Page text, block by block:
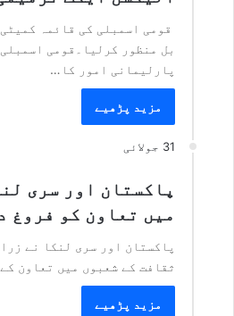
قومی اسمبلی کی قائمہ
بل منظور کرلیا۔قومی
پارلیمانی امور کا…
مزید پڑھیے
31 جولائی
پاکستان اور سری
میں تعاون کو فروغ
پاکستان اور سری لنکا نے
ثقافت کے شعبوں میں تعاون
مزید پڑھیے